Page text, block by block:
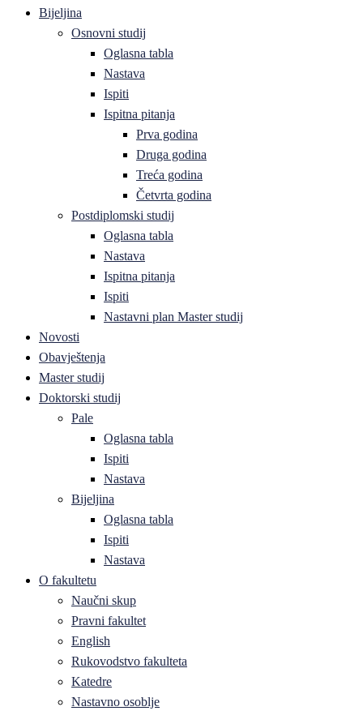
Bijeljina
Osnovni studij
Oglasna tabla
Nastava
Ispiti
Ispitna pitanja
Prva godina
Druga godina
Treća godina
Četvrta godina
Postdiplomski studij
Oglasna tabla
Nastava
Ispitna pitanja
Ispiti
Nastavni plan Master studij
Novosti
Obavještenja
Master studij
Doktorski studij
Pale
Oglasna tabla
Ispiti
Nastava
Bijeljina
Oglasna tabla
Ispiti
Nastava
O fakultetu
Naučni skup
Pravni fakultet
English
Rukovodstvo fakulteta
Katedre
Nastavno osoblje